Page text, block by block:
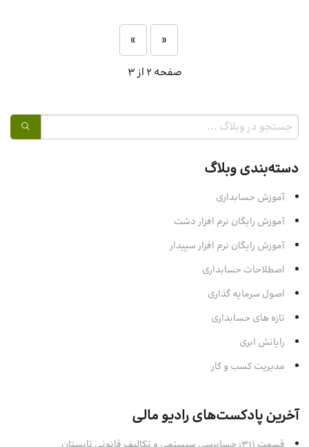
«
»
صفحه 2 از 3
دسته‌بندی وبلاگ
آموزش حسابداری
آموزش رایگان نرم افزار دشت
آموزش رایگان نرم افزار سپیدار
اصطلاحات حسابداری
اصول سرمایه‌ گذاری
تازه های حسابداری
رایانش ابری
مدیریت کسب و کار
آخرین پادکست‌های رادیو مالی